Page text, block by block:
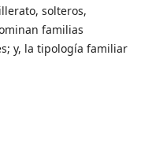
solteros,
familias
y, la tipología familiar